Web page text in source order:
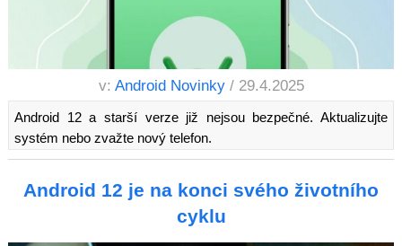
v: Android Novinky / 29.4.2025
Android 12 a starší verze již nejsou bezpečné. Aktualizujte
systém nebo zvažte nový telefon.
Android 12 je na konci svého životního
cyklu